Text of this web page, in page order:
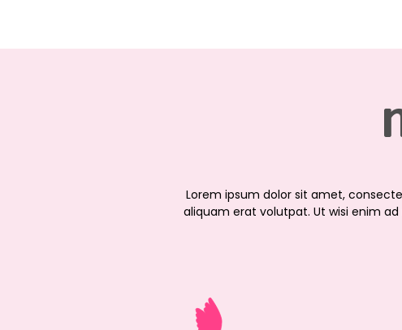
Lorem ipsum dolor sit amet,
aliquam erat volutpat. Ut wisi enim